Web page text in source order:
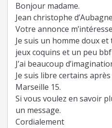
Bonjour madame.
Jean christophe
Votre annonce
Je suis un homme doux
jeux coquins et un peu
J’ai beaucoup
Je suis libre certains
Marseille 15.
Si vous voulez en savoir
un message.
Cordialement